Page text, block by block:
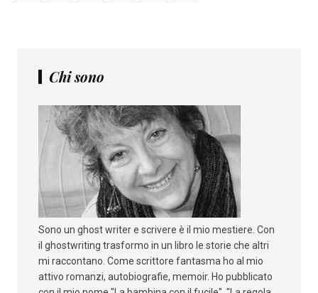
Chi sono
Sono un ghost writer e scrivere è il mio mestiere. Con
il ghostwriting trasformo in un libro le storie che altri
mi raccontano. Come scrittore fantasma ho al mio
attivo romanzi, autobiografie, memoir. Ho pubblicato